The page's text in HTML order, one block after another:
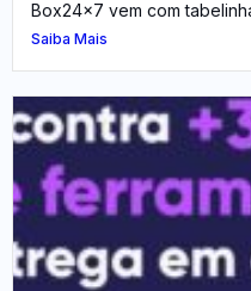
Box24x7 vem com
Saiba Mais